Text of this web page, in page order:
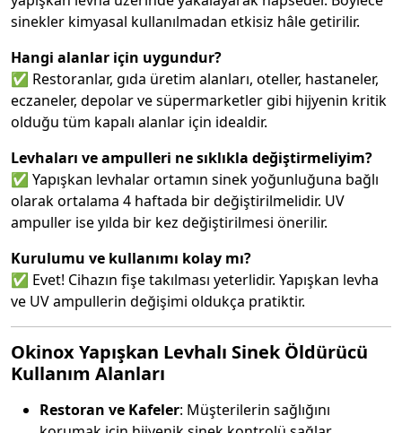
sinekler kimyasal kullanılmadan etkisiz hâle getirilir.
Hangi alanlar için uygundur?
✅ Restoranlar, gıda üretim alanları, oteller, hastaneler,
eczaneler, depolar ve süpermarketler gibi hijyenin kritik
olduğu tüm kapalı alanlar için idealdir.
Levhaları ve ampulleri ne sıklıkla değiştirmeliyim?
✅ Yapışkan levhalar ortamın sinek yoğunluğuna bağlı
olarak ortalama 4 haftada bir değiştirilmelidir. UV
ampuller ise yılda bir kez değiştirilmesi önerilir.
Kurulumu ve kullanımı kolay mı?
✅ Evet! Cihazın fişe takılması yeterlidir. Yapışkan levha
ve UV ampullerin değişimi oldukça pratiktir.
Okinox Yapışkan Levhalı Sinek Öldürücü
Kullanım Alanları
Restoran ve Kafeler: Müşterilerin sağlığını